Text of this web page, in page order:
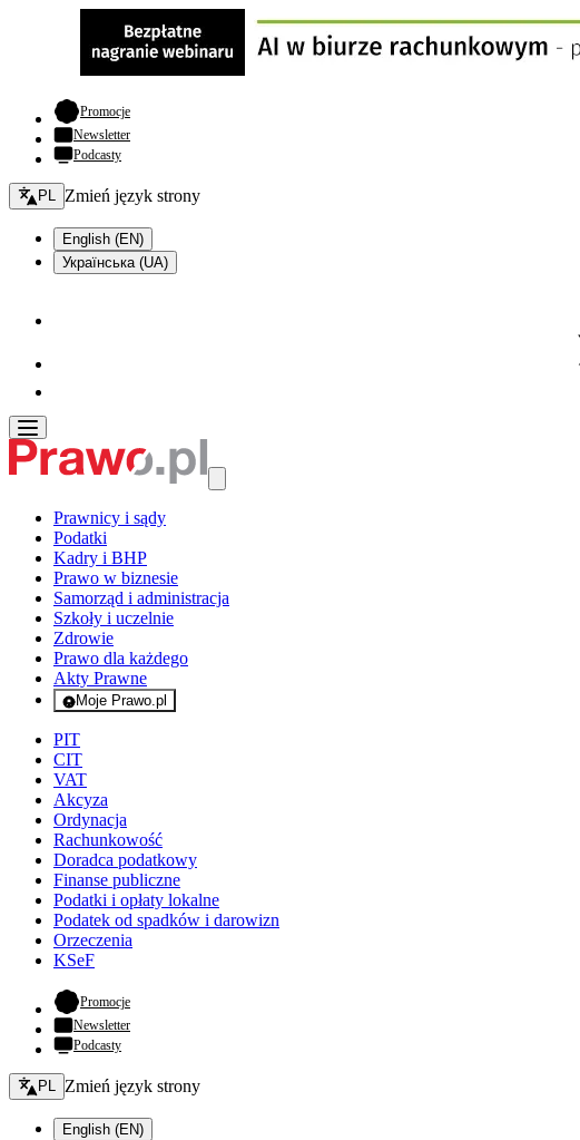
Promocje- otwiera się w nowej karcie
Newsletter
Podcasty
Zmień język - bieżący:
PL Zmień język strony
English (EN)
Українська (UA)
Prawnicy i sądy
Podatki
Kadry i BHP
Prawo w biznesie
Samorząd i administracja
Szkoły i uczelnie
Zdrowie
Prawo dla każdego
Akty Prawne
Moje Prawo.pl
- rejestracja i logowanie do serwisu
PIT
CIT
VAT
Akcyza
Ordynacja
Rachunkowość
Doradca podatkowy
Finanse publiczne
Podatki i opłaty lokalne
Podatek od spadków i darowizn
Orzeczenia
KSeF
Promocje- otwiera się w nowej karcie
Newsletter
Podcasty
Zmień język - bieżący:
PL Zmień język strony
English (EN)